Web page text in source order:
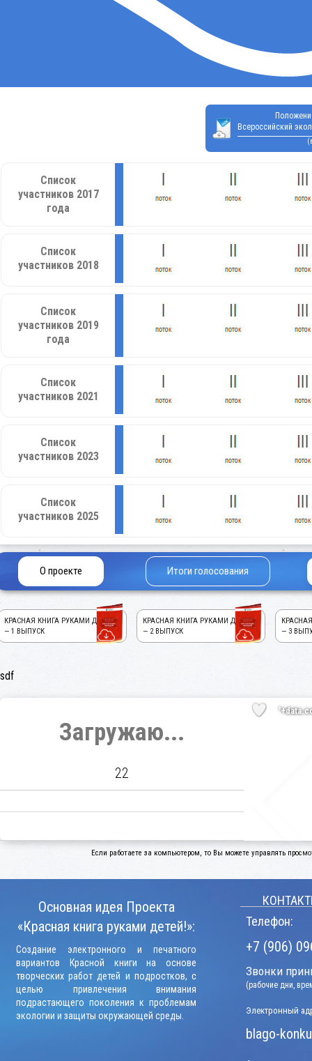
Всероссийский
Список
участников 2017
года
Список
участников 2018
Список
участников 2019
года
Список
участников 2021
Список
участников 2023
Список
участников 2025
О проекте Итоги голосования
КРАСНАЯ КНИГА РУКАМИ ДЕТЕЙ!
— 1 ВЫПУСК
КРАСНАЯ КНИГА РУКАМИ ДЕТЕЙ!
— 2 ВЫПУСК
— 3
sdf
Загружаю...
22
Если работаете за компьютером, то Вы можете управлять
Основная идея Проекта
«Красная книга руками детей!»:
Создание электронного и печатного
вариантов Красной книги на основе
творческих работ детей и подростков, с
целью привлечения внимания
подрастающего поколения к проблемам
экологии и защиты окружающей среды.
Телефон:
+7 (906)
Звонки
(рабочие дни,
Электронный
blago-